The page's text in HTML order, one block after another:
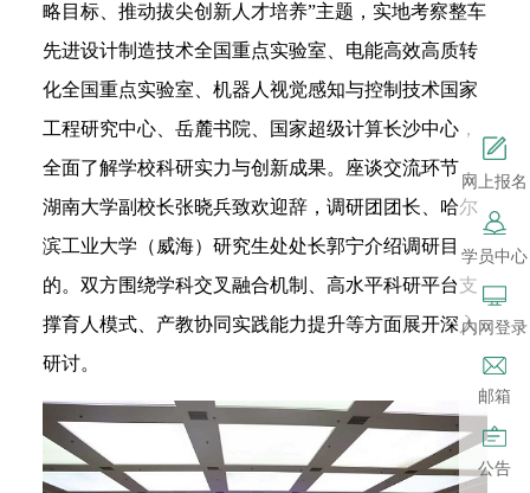
网上报名
学员中心
内网登录
邮箱
公告
略目标、推动拔尖创新人才培养”主题，实地考察整车
先进设计制造技术全国重点实验室、电能高效高质转
化全国重点实验室、机器人视觉感知与控制技术国家
工程研究中心、岳麓书院、国家超级计算长沙中心，
全面了解学校科研实力与创新成果。座谈交流环节，
湖南大学副校长张晓兵致欢迎辞，调研团团长、哈尔
滨工业大学（威海）研究生处处长郭宁介绍调研目
的。双方围绕学科交叉融合机制、高水平科研平台支
撑育人模式、产教协同实践能力提升等方面展开深入
研讨。